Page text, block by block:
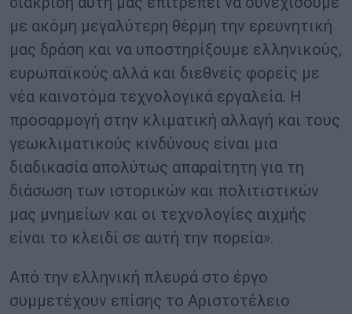
με ακόμη μεγαλύτερη θέρμη την ερευνητική
μας δράση και να υποστηρίξουμε ελληνικούς,
ευρωπαϊκούς αλλά και διεθνείς φορείς με
νέα καινοτόμα τεχνολογικά εργαλεία. Η
προσαρμογή στην κλιματική αλλαγή και τους
γεωκλιματικούς κινδύνους είναι μια
διαδικασία απολύτως απαραίτητη για τη
διάσωση των ιστορικών και πολιτιστικών
μας μνημείων και οι τεχνολογίες αιχμής
είναι το κλειδί σε αυτή την πορεία».
Από την ελληνική πλευρά στο έργο
συμμετέχουν επίσης το Αριστοτέλειο